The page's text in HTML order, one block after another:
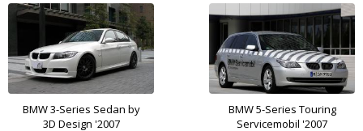
BMW 3-Series Sedan by
3D Design '2007
BMW 5-Series Touring
Servicemobil '2007